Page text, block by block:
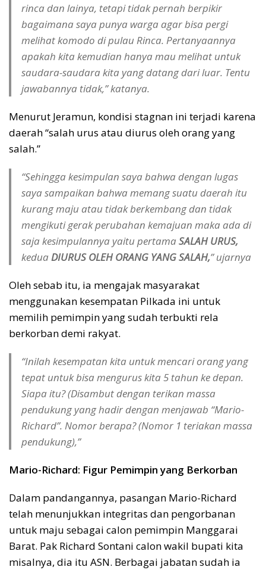
rinca dan lainya, tetapi tidak pernah berpikir
bagaimana saya punya warga agar bisa pergi
melihat komodo di pulau Rinca. Pertanyaannya
apakah kita kemudian hanya mau melihat untuk
saudara-saudara kita yang datang dari luar. Tentu
jawabannya tidak,” katanya.
Menurut Jeramun, kondisi stagnan ini terjadi karena
daerah “salah urus atau diurus oleh orang yang
salah.”
“Sehingga kesimpulan saya bahwa dengan lugas
saya sampaikan bahwa memang suatu daerah itu
kurang maju atau tidak berkembang dan tidak
mengikuti gerak perubahan kemajuan maka ada di
saja kesimpulannya yaitu pertama SALAH URUS,
kedua DIURUS OLEH ORANG YANG SALAH,” ujarnya
Oleh sebab itu, ia mengajak masyarakat
menggunakan kesempatan Pilkada ini untuk
memilih pemimpin yang sudah terbukti rela
berkorban demi rakyat.
“Inilah kesempatan kita untuk mencari orang yang
tepat untuk bisa mengurus kita 5 tahun ke depan.
Siapa itu? (Disambut dengan terikan massa
pendukung yang hadir dengan menjawab “Mario-
Richard”. Nomor berapa? (Nomor 1 teriakan massa
pendukung),”
Mario-Richard: Figur Pemimpin yang Berkorban
Dalam pandangannya, pasangan Mario-Richard
telah menunjukkan integritas dan pengorbanan
untuk maju sebagai calon pemimpin Manggarai
Barat. Pak Richard Sontani calon wakil bupati kita
misalnya, dia itu ASN. Berbagai jabatan sudah ia